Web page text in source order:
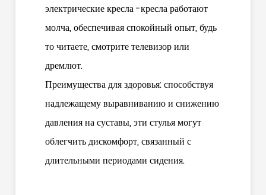
электрические кресла -кресла работают
молча, обеспечивая спокойный опыт, будь
то читаете, смотрите телевизор или
дремлют.
Преимущества для здоровья: способствуя
надлежащему выравниванию и снижению
давления на суставы, эти стулья могут
облегчить дискомфорт, связанный с
длительными периодами сидения.